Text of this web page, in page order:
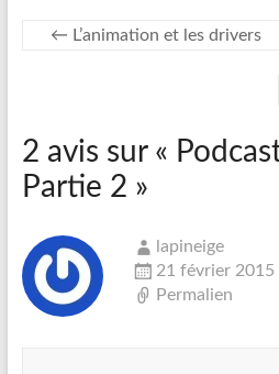
← L’animation et les drivers
2 avis sur «
Partie 2 »
lapineige
21 février 2015
Permalien